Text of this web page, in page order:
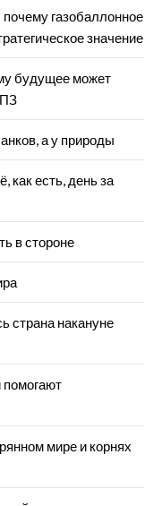
газобаллонное
значение
будущее может
а у природы
как есть, день за
в стороне
страна накануне
помогают
мире и корнях